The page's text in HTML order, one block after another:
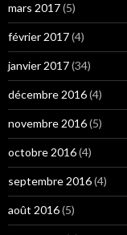
mars 2017(5)
février 2017(4)
janvier 2017(34)
décembre 2016(4)
novembre 2016(5)
octobre 2016(4)
septembre 2016(4)
août 2016(5)